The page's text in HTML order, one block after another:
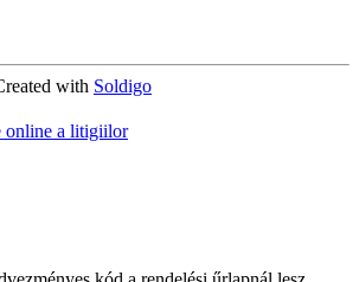
with Soldigo